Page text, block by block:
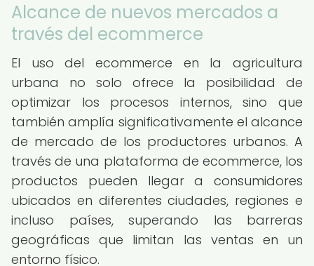
Alcance de nuevos mercados a
través del ecommerce
El uso del ecommerce en la agricultura
urbana no solo ofrece la posibilidad de
optimizar los procesos internos, sino que
también amplía significativamente el alcance
de mercado de los productores urbanos. A
través de una plataforma de ecommerce, los
productos pueden llegar a consumidores
ubicados en diferentes ciudades, regiones e
incluso países, superando las barreras
geográficas que limitan las ventas en un
entorno físico.